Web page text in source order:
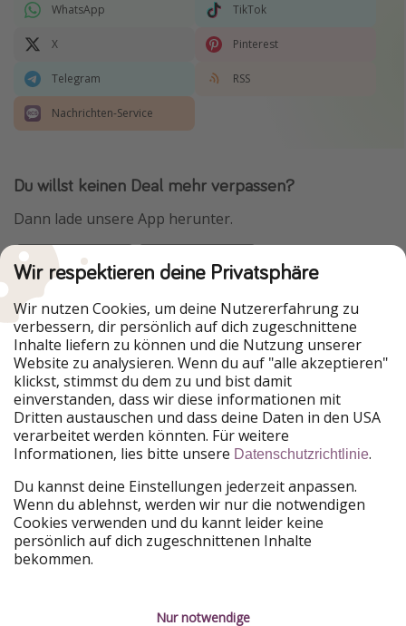
WhatsApp TikTok
X Pinterest
Telegram RSS
Nachrichten-Service
Du willst keinen Deal mehr verpassen?
Dann lade unsere App herunter.
Urlaubspiraten ist Teil der HolidayPirates Group
Unsere Märkte
PiratinViaggio
HolidayPirates
VakantiePiraten
WakacyjniPiraci
VoyagesPirates
Ferienpiraten
Urlaubspiraten
ViajerosPiratas
TravelPirates
HolidayPirates Group
Lerne uns kennen
Über uns
Rechtliches
Wir respektieren deine Privatsphäre
Wir nutzen Cookies, um deine Nutzererfahrung zu
verbessern, dir persönlich auf dich zugeschnittene
Inhalte liefern zu können und die Nutzung unserer
Website zu analysieren. Wenn du auf "alle akzeptieren"
klickst, stimmst du dem zu und bist damit
einverstanden, dass wir diese informationen mit
Dritten austauschen und dass deine Daten in den USA
verarbeitet werden könnten. Für weitere
Informationen, lies bitte unsere Datenschutzrichtlinie.
Du kannst deine Einstellungen jederzeit anpassen.
Wenn du ablehnst, werden wir nur die notwendigen
Cookies verwenden und du kannt leider keine
persönlich auf dich zugeschnittenen Inhalte
bekommen.
Nur notwendige